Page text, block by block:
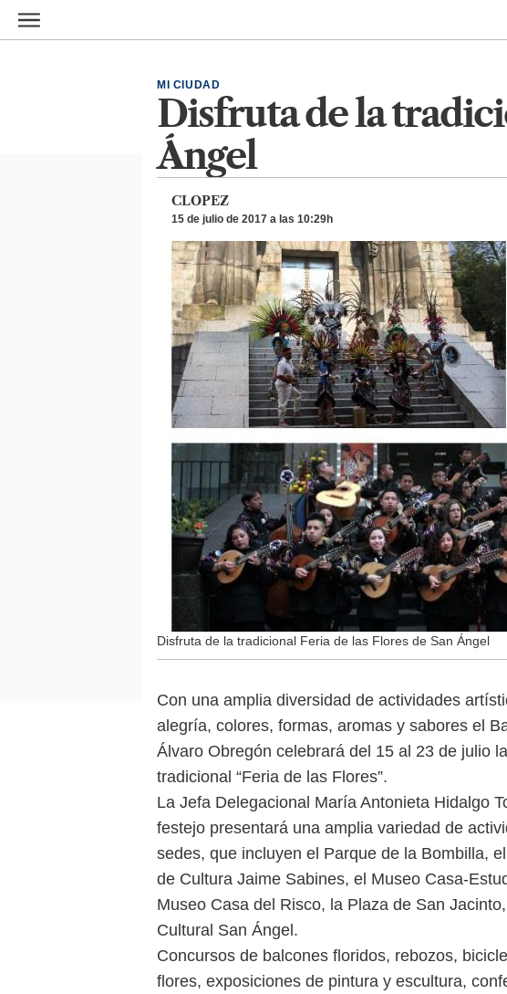
Ir al contenido principal
Disfruta de la
Ángel
MI CIUDAD
CLOPEZ
15 de julio de 2017 a las 10:29h
Disfruta de la tradicional Feria de las Flores de San Ángel
Con una amplia diversidad de actividades
alegría, colores, formas, aromas y sabores el
Álvaro Obregón celebrará del 15 al 23 de julio
tradicional “Feria de las Flores”.
La Jefa Delegacional María Antonieta Hidalgo
festejo presentará una amplia variedad de
sedes, que incluyen el Parque de la Bombilla,
de Cultura Jaime Sabines, el Museo Casa-
Museo Casa del Risco, la Plaza de San
Cultural San Ángel.
Concursos de balcones floridos, rebozos,
flores, exposiciones de pintura y escultura,